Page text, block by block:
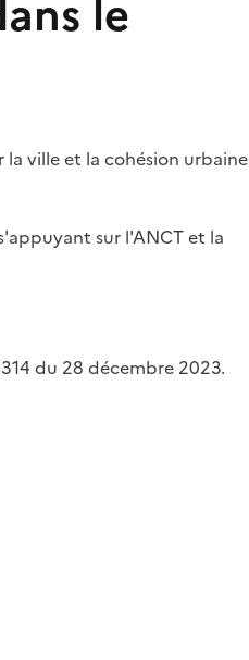
le
ville et la cohésion urbaine
sur l'ANCT et la
du 28 décembre 2023.